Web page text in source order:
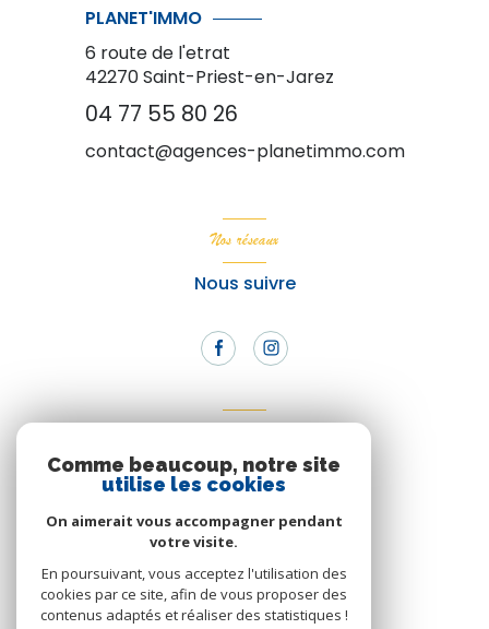
PLANET'IMMO
6 route de l'etrat
42270Saint-Priest-en-Jarez
04 77 55 80 26
contact@agences-planetimmo.com
Nos réseaux
Nous suivre
Nous adhérons
Comme beaucoup, notre site
utilise les cookies
On aimerait vous accompagner pendant
votre visite.
En poursuivant, vous acceptez l'utilisation des
cookies par ce site, afin de vous proposer des
contenus adaptés et réaliser des statistiques !